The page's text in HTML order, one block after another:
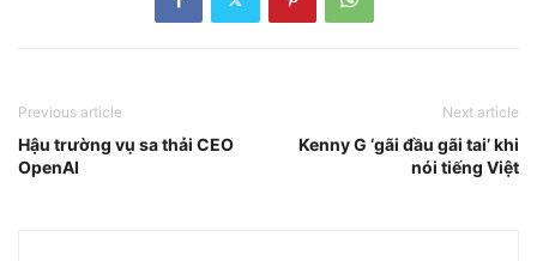
Previous article
Hậu trường vụ sa thải CEO
OpenAI
Next article
Kenny G ‘gãi đầu gãi tai’ khi
nói tiếng Việt